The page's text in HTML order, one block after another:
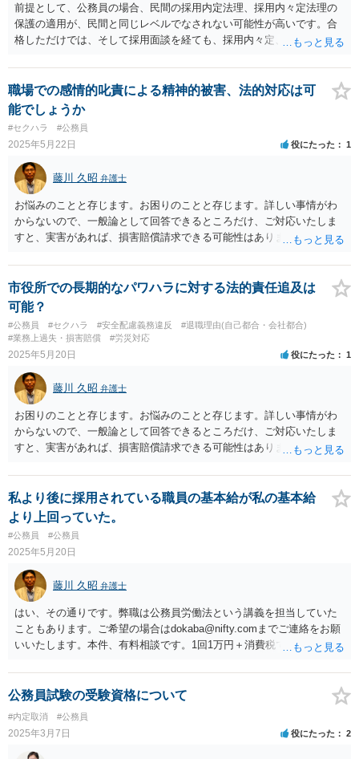
前提として、公務員の場合、民間の採用内定法理、採用内々定法理の
保護の適用が、民間と同じレベルでなされない可能性が高いです。合
格しただけでは、そして採用面談を経ても、採用内々定、採用内定で
任用処分がなされている状態ではないです。ようするに、民間でいう
ところの採用の自由が裁量として認められうる状態にあります。です
から任命権者側の裁量で、いかようにも決定できる可能性が高いで
す。ただ、何らかの手立てはあるかもしれません。どうしても不安で
あれば、公務員労働法制と労務管理と労働法に精通したこの手の問題
に精通した弁護士等に、ネットではなく直接相談されるのが良いと思
われます。良い解決になりますよう祈念しております。
職場での感情的叱責による精神的被害、法的対応は可
能でしょうか
#セクハラ #公務員
2025年5月22日 役にたった 1
藤川 久昭 弁護士
お悩みのことと存じます。お困りのことと存じます。詳しい事情がわ
からないので、一般論として回答できるところだけ、ご対応いたしま
すと、実害があれば、損害賠償請求できる可能性はあります。ただ、
能ですが、損害との因果関係の立証が容易ではないと思われます。客
観的証拠が不可欠です。厚生労働省「精神障害の労災認定」という基
準等を踏まえて、違法なパワハラによって、精神負荷が「強」である
と判断される必要もあります。法的責任をきちんと追及されたい場合
には、労働法にかなり詳しく、上記に関係した法理等にも通じた弁護
士等に相談し、法的に正確に分析してもらい、今後の対応を検討する
にきちんと解明するために、良い知恵を得るには必要だからです。本
件、有料相談です。1回1万円＋消費税です。時間は約1時間です。dok
aba@nifty.comまでご連絡をお願いいたします。お力になりたいと思い
ます。
市役所での長期的なパワハラに対する法的責任追及は
可能？
#公務員 #セクハラ #安全配慮義務違反
#退職理由(自己都合・会社都合)
#業務上過失・損害賠償
#労災対応
2025年5月20日 役にたった 1
藤川 久昭 弁護士
お困りのことと存じます。お悩みのことと存じます。詳しい事情がわ
からないので、一般論として回答できるところだけ、ご対応いたしま
すと、実害があれば、損害賠償請求できる可能性はあります。ただ、
能ですが、損害との因果関係の立証が容易ではないと思われます。厚
生労働省「精神障害の労災認定」という基準等を踏まえて、違法なパ
ワハラによって、精神負荷が「強」であると判断される必要もありま
す。客観的証拠が不可欠です。本相談は、ネットでのやりとりだけで
は、正確な回答が難しい案件です。本件は、法的に正確に分析すべき
事案です。素人判断は大いに危険です。本件、有料相談です。1回1万
円＋消費税です。時間は約1時間です。良い解決になりますよう祈念し
ております。
私より後に採用されている職員の基本給が私の基本給
より上回っていた。
#公務員 #公務員
2025年5月20日
藤川 久昭 弁護士
はい、その通りです。弊職は公務員労働法という講義を担当していた
こともあります。ご希望の場合はdokaba@nifty.comまでご連絡をお願
いいたします。本件、有料相談です。1回1万円＋消費税です。時間は
公務員試験の受験資格について
#内定取消 #公務員
2025年3月7日 役にたった 2